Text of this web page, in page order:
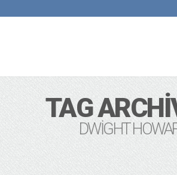
TAG
DWIGHT